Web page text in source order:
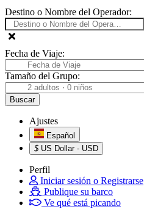
Destino o Nombre del Operador:
Fecha de Viaje:
Tamaño del Grupo:
Ajustes
Español
$ US Dollar - USD
Perfil
Iniciar sesión o Registrarse
Publique su barco
Ve qué está picando